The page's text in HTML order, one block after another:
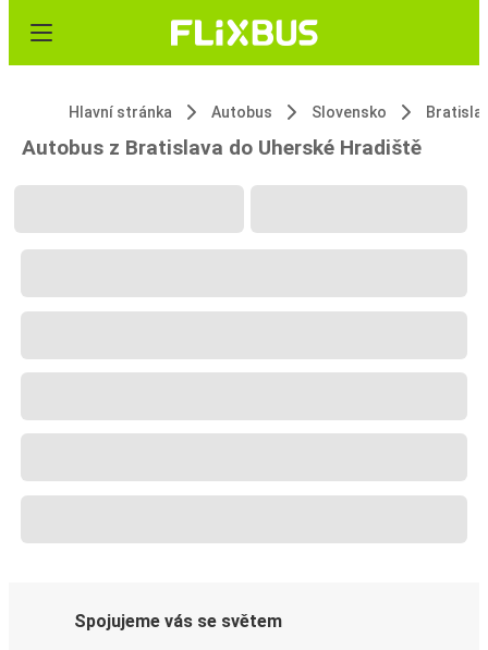
Hlavní stránka Autobus Slovensko
Autobus z Bratislava do Uherské Hradiště
Spojujeme vás se světem